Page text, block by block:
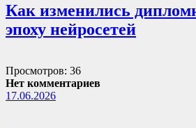
Как изменились
эпоху нейросетей
Просмотров: 36
Нет комментариев
17.06.2026